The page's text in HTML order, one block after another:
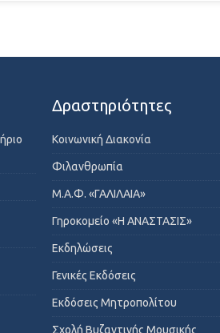
Δραστηριότητες
Κοινωνική Διακονία
Φιλανθρωπία
Μ.Α.Φ. «ΓΑΛΙΛΑΙΑ»
Γηροκομείο «Η ΑΝΑΣΤΑΣΙΣ»
Εκδηλώσεις
Γενικές Εκδόσεις
Εκδόσεις Μητροπολίτου
Σχολή Βυζαντινής Μουσικής